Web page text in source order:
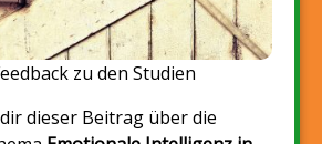
zu den Studien
dieser Beitrag über die